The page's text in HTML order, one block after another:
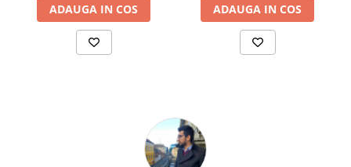
ADAUGA IN COS ADAUGA IN COS